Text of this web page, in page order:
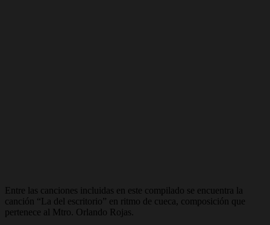
Entre las canciones incluidas en este compilado se encuentra la
canción “La del escritorio” en ritmo de cueca, composición que
pertenece al Mtro. Orlando Rojas.